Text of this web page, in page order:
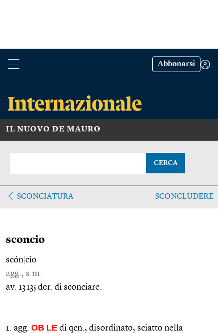
Abbonarsi
IL NUOVO DE MAURO
CERCA
SCONCIATURA SCONCLUDERE
sconcio
scón cio
agg., s.m.
av. 1313; der. di sconciare.
1. agg. OB LE di qcn., disordinato, sciatto nella